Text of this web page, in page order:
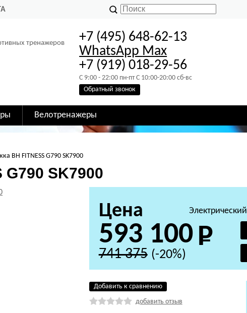
тренажеров
+7 (495) 648-62-13
WhatsApp Max
+7 (919) 018-29-56
C 9:00 - 22:00 пн-пт C 10:00-20:00 сб-вс
Обратный звонок
Велотренажеры
BH FITNESS G790 SK7900
G790 SK7900
Электрический
Цена
593 100
741 375 (-20%)
Добавить к сравнению
добавить отзыв